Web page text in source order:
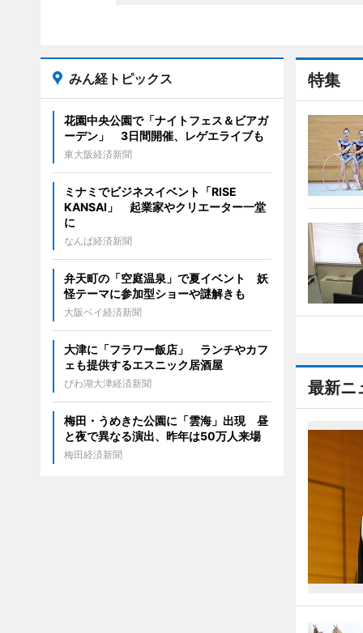
特集
最新ニ
みん経トピックス
花園中央公園で「ナイトフェス＆ビアガ
ーデン」 3日間開催、レゲエライブも
東大阪経済新聞
ミナミでビジネスイベント「RISE
KANSAI」 起業家やクリエーター一堂
に
なんば経済新聞
弁天町の「空庭温泉」で夏イベント 妖
怪テーマに参加型ショーや謎解きも
大阪ベイ経済新聞
大津に「フラワー飯店」 ランチやカフ
ェも提供するエスニック居酒屋
びわ湖大津経済新聞
梅田・うめきた公園に「雲海」出現 昼
と夜で異なる演出、昨年は50万人来場
梅田経済新聞